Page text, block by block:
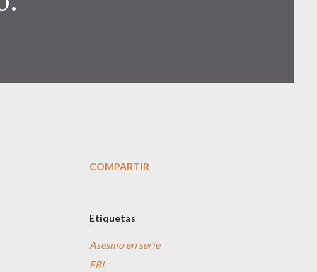
COMPARTIR
Etiquetas
Asesino en serie
FBI